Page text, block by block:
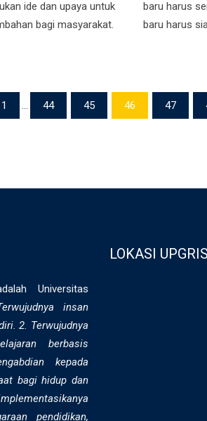
ide dan upaya untuk
bagi masyarakat.
baru harus
baru harus
1 ... 44 45 46 47
Universitas
insan
2. ⁠Terwujudnya
berbasis
kepada
bagi hidup dan
pendidikan,
LOKASI UPGRIS